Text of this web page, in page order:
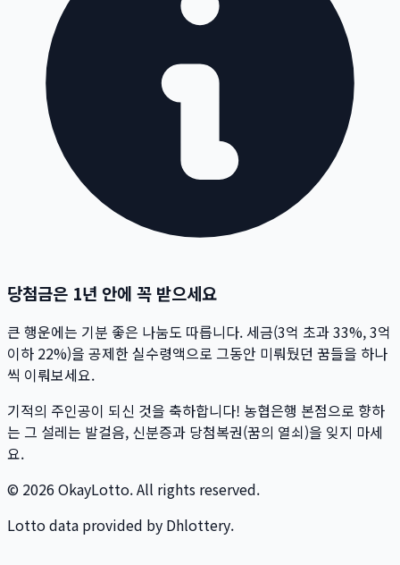
당첨금은 1년 안에 꼭 받으세요
큰 행운에는 기분 좋은 나눔도 따릅니다. 세금(3억 초과 33%, 3억
이하 22%)을 공제한 실수령액으로 그동안 미뤄뒀던 꿈들을 하나
씩 이뤄보세요.
기적의 주인공이 되신 것을 축하합니다! 농협은행 본점으로 향하
는 그 설레는 발걸음, 신분증과 당첨복권(꿈의 열쇠)을 잊지 마세
요.
© 2026 OkayLotto. All rights reserved.
Lotto data provided by Dhlottery.